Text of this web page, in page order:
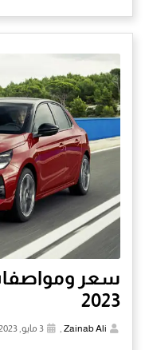
سعر
2023
Zainab Ali
,